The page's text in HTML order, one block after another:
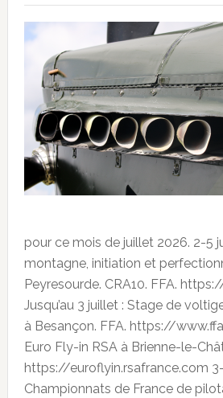
pour ce mois de juillet 2026. 2-5
montagne, initiation et
Peyresourde. CRA10. FFA.
Jusqu’au 3 juillet : Stage de
à Besançon. FFA. https://
Euro Fly-in RSA à Brienne-le-
https://euroflyin.rsafrance.com
Championnats de France de